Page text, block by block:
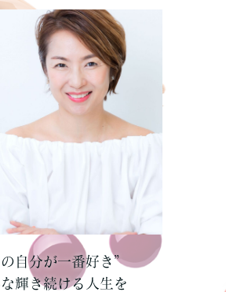
自分が一番好き”
輝き続ける人生を